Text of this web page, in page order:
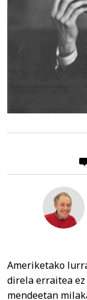
Ameriketako
direla erraitea
mendeetan